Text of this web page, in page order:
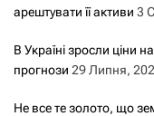
арештувати її активи 3
В Україні зросли ціни
прогнози 29 Липня,
Не все те золото, що